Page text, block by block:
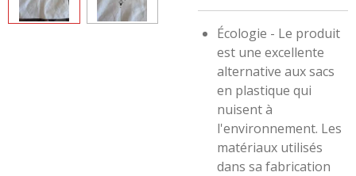
Écologie - Le produit
est une excellente
alternative aux sacs
en plastique qui
nuisent à
l'environnement. Les
matériaux utilisés
dans sa fabrication